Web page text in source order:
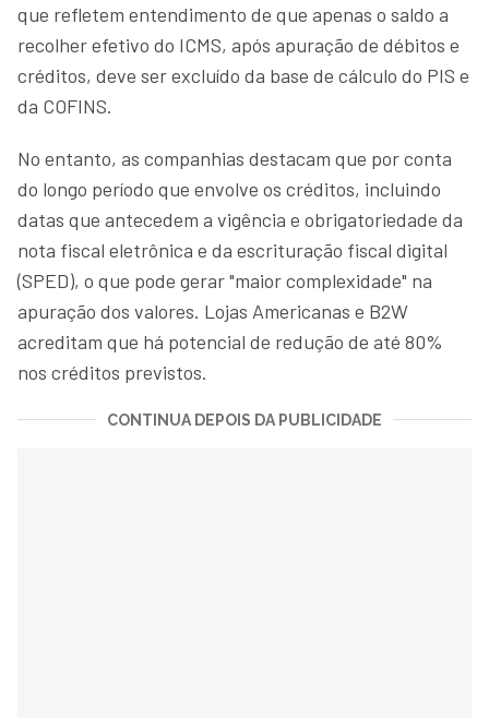
que refletem entendimento de que apenas o saldo a
recolher efetivo do ICMS, após apuração de débitos e
créditos, deve ser excluído da base de cálculo do PIS e
da COFINS.
No entanto, as companhias destacam que por conta
do longo período que envolve os créditos, incluindo
datas que antecedem a vigência e obrigatoriedade da
nota fiscal eletrônica e da escrituração fiscal digital
(SPED), o que pode gerar "maior complexidade" na
apuração dos valores. Lojas Americanas e B2W
acreditam que há potencial de redução de até 80%
nos créditos previstos.
CONTINUA DEPOIS DA PUBLICIDADE